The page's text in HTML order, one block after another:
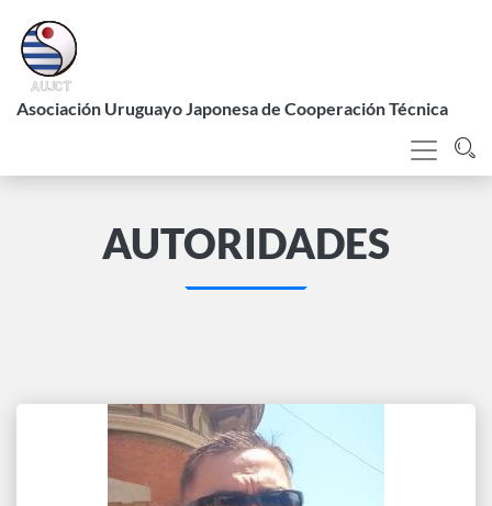
contenido
principal
Asociación Uruguayo Japonesa de Cooperación Técnica
AUTORIDADES